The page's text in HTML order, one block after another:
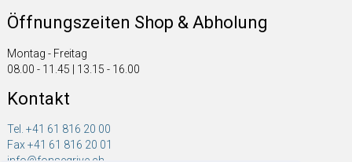
Öffnungszeiten Shop & Abholung
Montag - Freitag
08.00 - 11.45 | 13.15 - 16.00
Kontakt
Tel. +41 61 816 20 00
Fax +41 61 816 20 01